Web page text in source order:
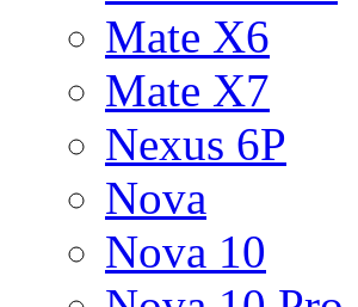
Mate X6
Mate X7
Nexus 6P
Nova
Nova 10